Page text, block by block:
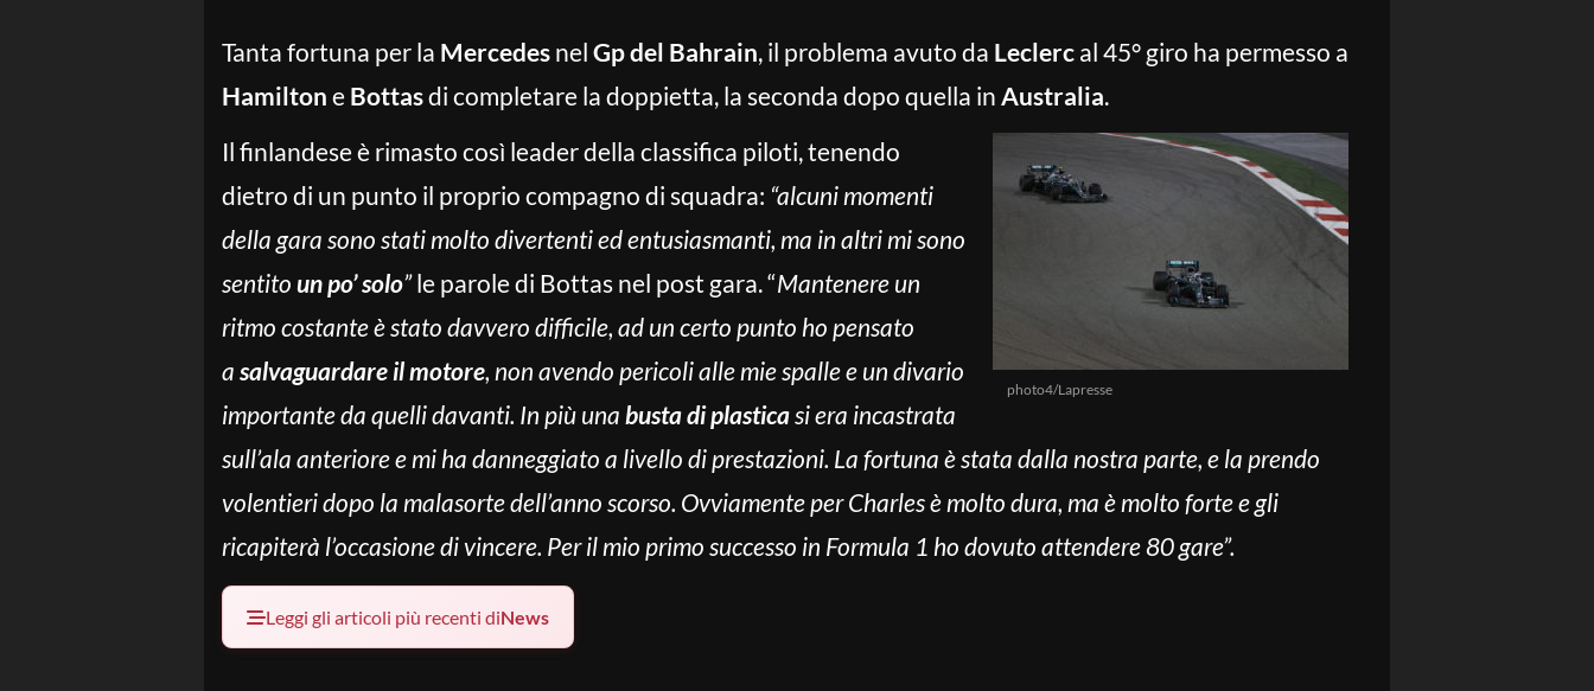
Tanta fortuna per la Mercedes nel Gp del Bahrain, il problema avuto da Leclerc al 45° giro ha permesso a
Hamilton e Bottasdi completare la doppietta, la seconda dopo quella in Australia.
photo4/Lapresse
Il finlandese è rimasto così leader della classifica piloti, tenendo
dietro di un punto il proprio compagno di squadra: “alcuni momenti
della gara sono stati molto divertenti ed entusiasmanti, ma in altri mi sono
sentito un po’ solo”le parole di Bottas nel post gara. “Mantenere un
ritmo costante è stato davvero difficile, ad un certo punto ho pensato
a salvaguardare il motore, non avendo pericoli alle mie spalle e un divario
importante da quelli davanti. In più una busta di plasticasi era incastrata
sull’ala anteriore e mi ha danneggiato a livello di prestazioni. La fortuna è stata dalla nostra parte, e la prendo
volentieri dopo la malasorte dell’anno scorso. Ovviamente per Charles è molto dura, ma è molto forte e gli
ricapiterà l’occasione di vincere. Per il mio primo successo in Formula 1 ho dovuto attendere 80 gare”.
Leggi gli articoli più recenti diNews